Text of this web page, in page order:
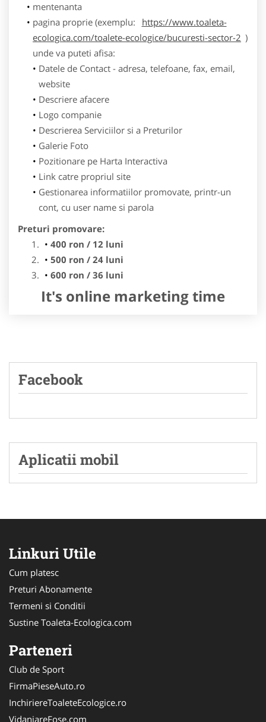
mentenanta
pagina proprie (exemplu:
https://www.toaleta-
ecologica.com/toalete-ecologice/bucuresti-sector-2 )
unde va puteti afisa:
Datele de Contact - adresa, telefoane, fax, email,
website
Descriere afacere
Logo companie
Descrierea Serviciilor si a Preturilor
Galerie Foto
Pozitionare pe Harta Interactiva
Link catre propriul site
Gestionarea informatiilor promovate, printr-un
cont, cu user name si parola
Preturi promovare:
400 ron / 12 luni
500 ron / 24 luni
600 ron / 36 luni
It's online marketing time
Facebook
Aplicatii mobil
Linkuri Utile
Cum platesc
Preturi Abonamente
Termeni si Conditii
Sustine Toaleta-Ecologica.com
Parteneri
Club de Sport
FirmaPieseAuto.ro
InchiriereToaleteEcologice.ro
VidanjareFose.com